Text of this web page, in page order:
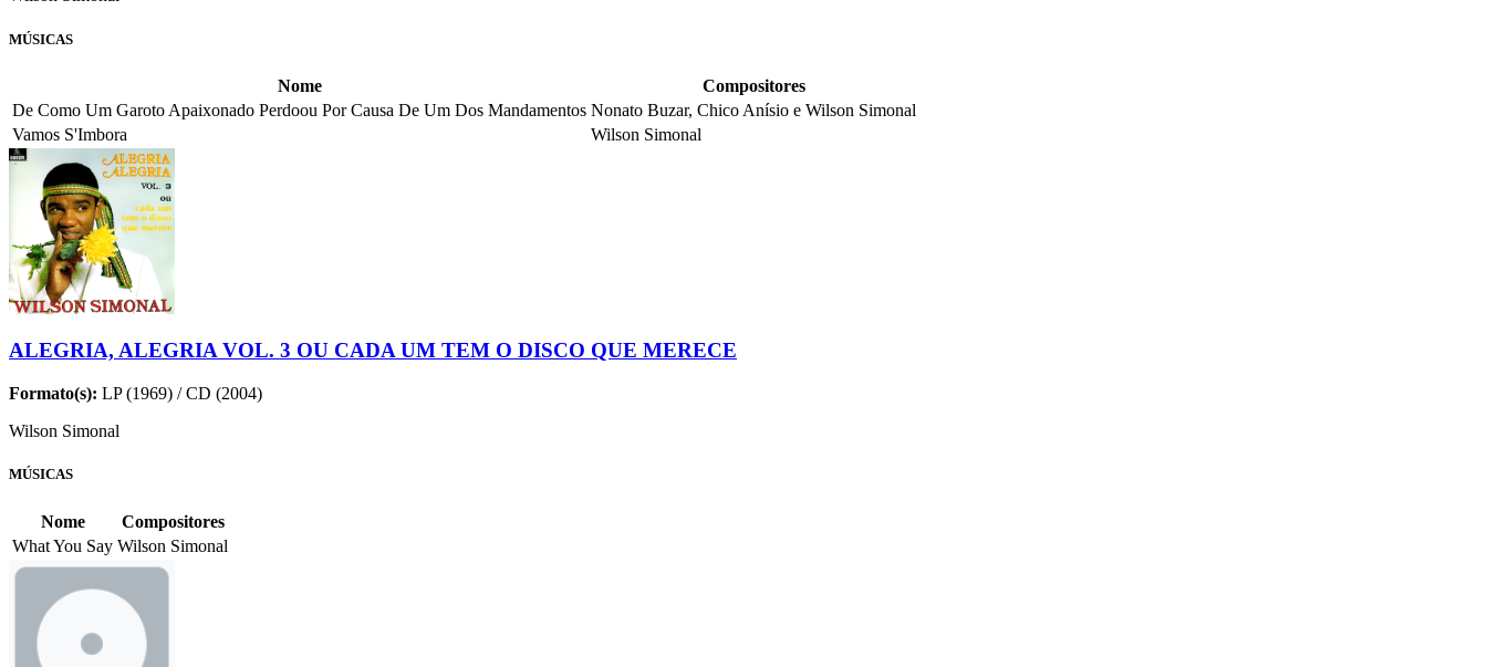
MÚSICAS
Nome
Compositores
De Como Um Garoto Apaixonado Perdoou Por Causa De Um Dos Mandamentos Nonato Buzar, Chico Anísio e Wilson Simonal
Vamos S'Imbora
Wilson Simonal
ALEGRIA, ALEGRIA VOL. 3 OU CADA UM TEM O DISCO QUE MERECE
Formato(s): LP (1969) / CD (2004)
Wilson Simonal
MÚSICAS
Nome
Compositores
What You Say Wilson Simonal